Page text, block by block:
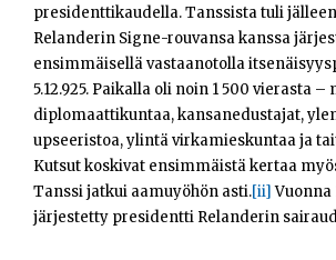
presidenttikaudella. Tanssista tuli
Relanderin Signe-rouvansa kanssa
ensimmäisellä vastaanotolla
5.12.925. Paikalla oli noin 1 500 vierasta –
diplomaattikuntaa, kansanedustajat,
upseeristoa, ylintä virkamieskuntaa ja
Kutsut koskivat ensimmäistä kertaa
Tanssi jatkui aamuyöhön asti.[ii]Vuonna
järjestetty presidentti Relanderin